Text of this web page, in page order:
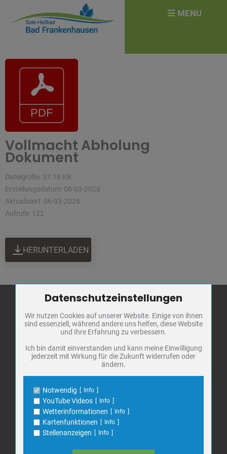
Vollmacht Abholung
Dokument
Dateigröße: 37.18 KB
Erstellungsdatum: 06-03-2026
Aktualisiert: 06-03-2026
Aufrufe: 122
HERUNTERLADEN
Stadt Bad
Frankenhausen
Markt 1
06567 Bad Frankenhausen
E-Mail:info@bad-frankenhausen.de
Search
for:
for:
Zum Betrieb der Seite notwendige Cookies / Drittanbieter:
Name
PHP Session Cookie
Anbieter
Eigentümer dieser Website
Schutz
Cookie Name
PHPSESSID, fe_typo_user
Name
Cookiespeicherung Entscheidungscookie
Anbieter
Eigentümer dieser Website
Zweck
Speichert die Einstellungen der Besucher
bezüglich der Speicherung von Cookies.
Cookie Name
dywc
1 Jahr
Datenschutzeinstellungen
Wir nutzen Cookies auf unserer Website. Einige von ihnen
sind essenziell, während andere uns helfen, diese Website
und Ihre Erfahrung zu verbessern.
Ich bin damit einverstanden und kann meine Einwilligung
jederzeit mit Wirkung für die Zukunft widerrufen oder
ändern.
Notwendig Info
YouTube Videos Info
Wetterinformationen Info
Kartenfunktionen Info
Stellenanzeigen Info